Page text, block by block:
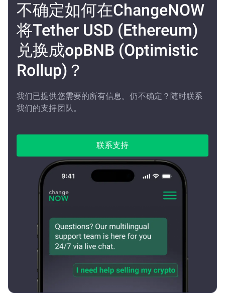
不确定如何在ChangeNOW
将Tether USD (Ethereum)
兑换成opBNB (Optimistic
Rollup)？
我们已提供您需要的所有信息。仍不确定？随时联系
我们的支持团队。
联系支持